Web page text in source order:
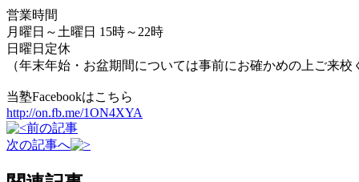
営業時間
月曜日～土曜日 15時～22時
日曜日定休
（年末年始・お盆期間については事前にお確かめの上ご来校
当塾Facebookはこちら
http://on.fb.me/1ON4XYA
前の記事
次の記事へ